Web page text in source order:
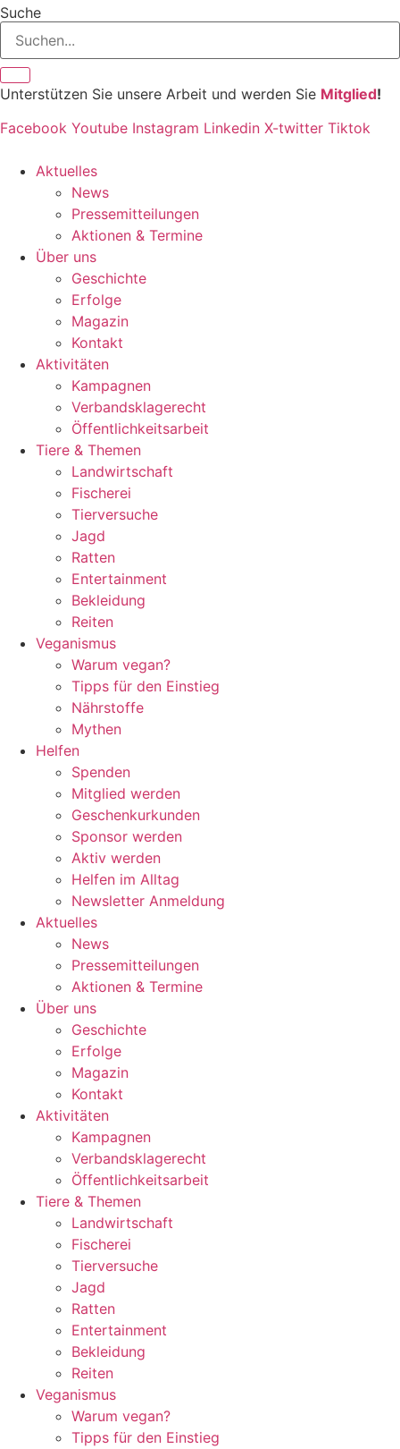
Suche
Unterstützen Sie unsere Arbeit und werden Sie Mitglied!
Facebook Youtube Instagram Linkedin X-twitter Tiktok
Aktuelles
News
Pressemitteilungen
Aktionen & Termine
Über uns
Geschichte
Erfolge
Magazin
Kontakt
Aktivitäten
Kampagnen
Verbandsklagerecht
Öffentlichkeitsarbeit
Tiere & Themen
Landwirtschaft
Fischerei
Tierversuche
Jagd
Ratten
Entertainment
Bekleidung
Reiten
Veganismus
Warum vegan?
Tipps für den Einstieg
Nährstoffe
Mythen
Helfen
Spenden
Mitglied werden
Geschenkurkunden
Sponsor werden
Aktiv werden
Helfen im Alltag
Newsletter Anmeldung
Aktuelles
News
Pressemitteilungen
Aktionen & Termine
Über uns
Geschichte
Erfolge
Magazin
Kontakt
Aktivitäten
Kampagnen
Verbandsklagerecht
Öffentlichkeitsarbeit
Tiere & Themen
Landwirtschaft
Fischerei
Tierversuche
Jagd
Ratten
Entertainment
Bekleidung
Reiten
Veganismus
Warum vegan?
Tipps für den Einstieg